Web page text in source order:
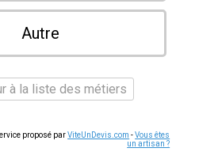
Autre
à la liste des métiers
proposé parViteUnDevis.com -Vous êtes
un artisan ?